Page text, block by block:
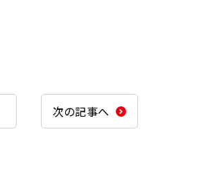
次の記事へ